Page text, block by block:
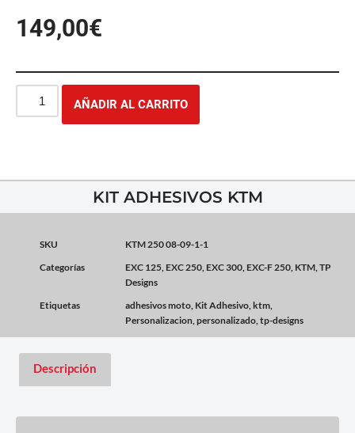
149,00€
AÑADIR AL CARRITO
KIT ADHESIVOS KTM
SKU
KTM 250 08-09-1-1
Categorías
EXC 125 EXC 250 EXC 300 EXC-F 250 KTM TP
Designs
Etiquetas
adhesivos moto Kit Adhesivo ktm
Personalizacion personalizado tp-designs
Descripción